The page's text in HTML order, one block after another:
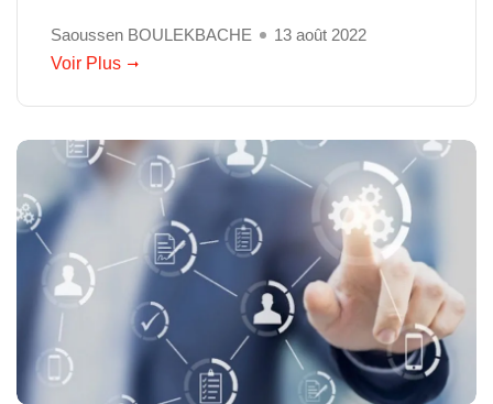
Saoussen BOULEKBACHE
13 août 2022
Voir Plus